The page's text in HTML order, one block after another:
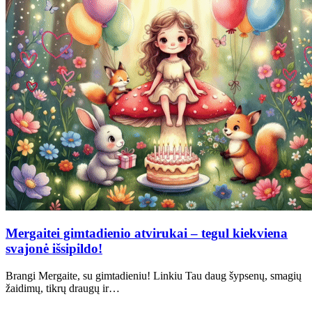
Mergaitei gimtadienio atvirukai – tegul kiekviena
svajonė išsipildo!
Brangi Mergaite, su gimtadieniu! Linkiu Tau daug šypsenų, smagių
žaidimų, tikrų draugų ir…